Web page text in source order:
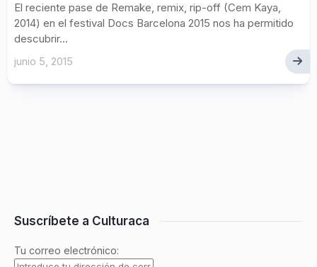
El reciente pase de Remake, remix, rip-off (Cem Kaya,
2014) en el festival Docs Barcelona 2015 nos ha permitido
descubrir...
junio 5, 2015
Suscríbete a Culturaca
Tu correo electrónico: